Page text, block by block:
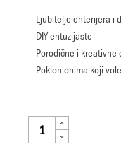
– Ljubitelje enterijera i
– DIY entuzijaste
– Porodične i kreativne
– Poklon onima koji